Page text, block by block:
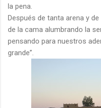
la pena.
Después de tanta arena y
de la cama alumbrando la
pensando para nuestros
grande”.